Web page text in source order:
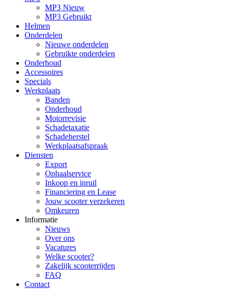
MP3 Nieuw
MP3 Gebruikt
Helmen
Onderdelen
Nieuwe onderdelen
Gebruikte onderdelen
Onderhoud
Accessoires
Specials
Werkplaats
Banden
Onderhoud
Motorrevisie
Schadetaxatie
Schadeherstel
Werkplaatsafspraak
Diensten
Export
Ophaalservice
Inkoop en inruil
Financiering en Lease
Jouw scooter verzekeren
Omkeuren
Informatie
Nieuws
Over ons
Vacatures
Welke scooter?
Zakelijk scooterrijden
FAQ
Contact